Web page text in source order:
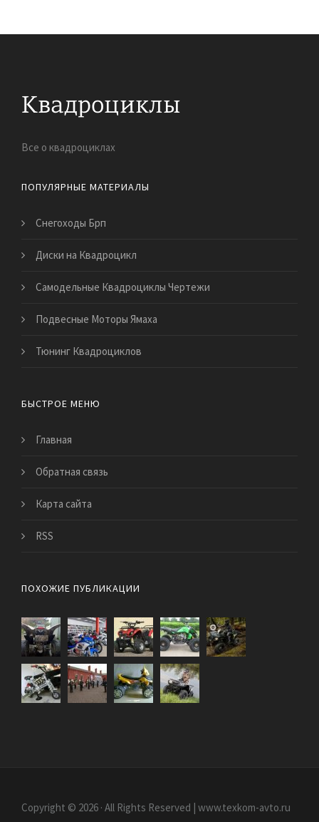
Все о квадроциклах
ПОПУЛЯРНЫЕ МАТЕРИАЛЫ
Снегоходы Брп
Диски на Квадроцикл
Самодельные Квадроциклы Чертежи
Подвесные Моторы Ямаха
Тюнинг Квадроциклов
БЫСТРОЕ МЕНЮ
Главная
Обратная связь
Карта сайта
RSS
ПОХОЖИЕ ПУБЛИКАЦИИ
Copyright © 2026 · All Rights Reserved | www.texkom-avto.ru